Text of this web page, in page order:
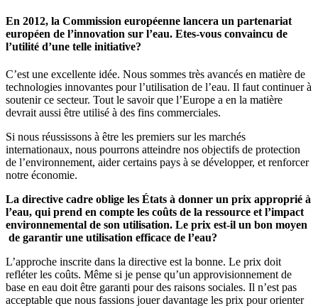
En 2012, la Commission européenne lancera un partenariat
européen de l’innovation sur l’eau. Etes-vous convaincu de
l’utilité d’une telle initiative?
C’est une excellente idée. Nous sommes très avancés en matière de
technologies innovantes pour l’utilisation de l’eau. Il faut continuer à
soutenir ce secteur. Tout le savoir que l’Europe a en la matière
devrait aussi être utilisé à des fins commerciales.
Si nous réussissons à être les premiers sur les marchés
internationaux, nous pourrons atteindre nos objectifs de protection
de l’environnement, aider certains pays à se développer, et renforcer
notre économie.
La directive cadre oblige les États à donner un prix approprié à
l’eau, qui prend en compte les coûts de la ressource et l’impact
environnemental de son utilisation. Le prix est-il un bon moyen
de garantir une utilisation efficace de l’eau?
L’approche inscrite dans la directive est la bonne. Le prix doit
refléter les coûts. Même si je pense qu’un approvisionnement de
base en eau doit être garanti pour des raisons sociales. Il n’est pas
acceptable que nous fassions jouer davantage les prix pour orienter